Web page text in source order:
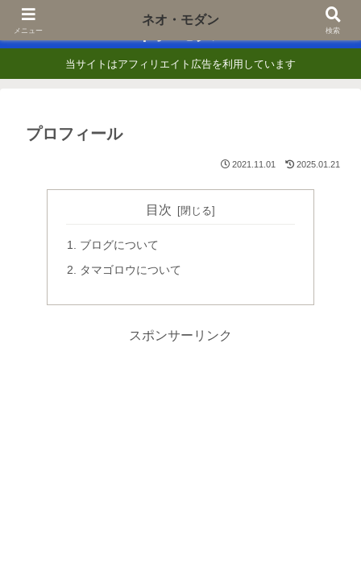
あなたの『知りたい』に一歩でも近づくために
当サイトはアフィリエイト広告を利用しています
プロフィール
2021.11.01 2025.01.21
目次
ブログについて
タマゴロウについて
スポンサーリンク
メニュー
ネオ・モダン
検索